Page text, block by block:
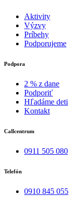
Aktivity
Výzvy
Príbehy
Podporujeme
Podpora
2 % z dane
Podporiť
Hľadáme deti
Kontakt
Callcentrum
0911 505 080
Telefón
0910 845 055